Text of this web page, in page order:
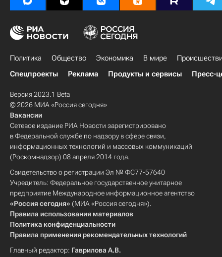
Политика Общество Экономика В мире
Спецпроекты
Реклама Продукты и сервисы Пресс-
Версия 2023.1 Beta
© 2026 МИА «Россия сегодня»
Вакансии
Сетевое издание РИА Новости зарегистрировано
в Федеральной службе по надзору в сфере связи,
информационных технологий и массовых коммуникаций
(Роскомнадзор) 08 апреля 2014 года.
Свидетельство о регистрации Эл № ФС77-57640
Учредитель: Федеральное государственное унитарное
предприятие Международное информационное агентство
«Россия сегодня» (МИА «Россия сегодня»).
Правила использования материалов
Политика конфиденциальности
Правила применения рекомендательных технологий
Главный редактор: Гаврилова А.В.